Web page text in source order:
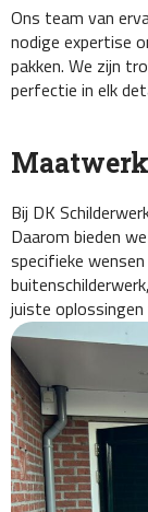
Ons team van
nodige expertise
pakken. We zijn
perfectie in elk
Bij DK
Daarom bieden
specifieke
juiste